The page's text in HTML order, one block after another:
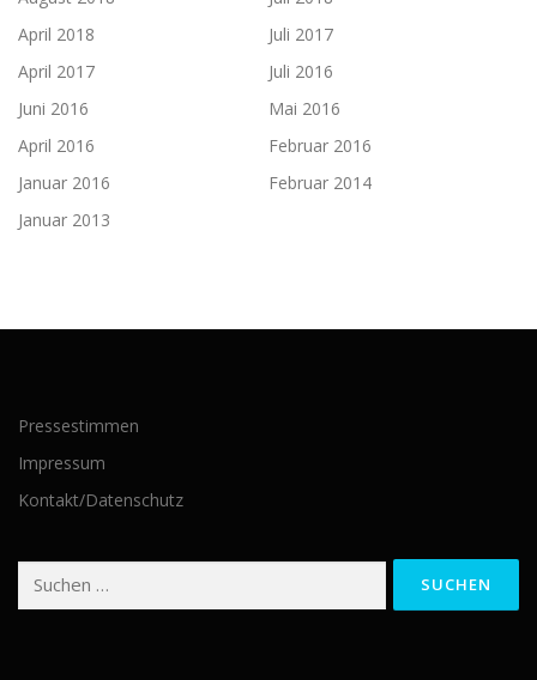
April 2018
Juli 2017
April 2017
Juli 2016
Juni 2016
Mai 2016
April 2016
Februar 2016
Januar 2016
Februar 2014
Januar 2013
Pressestimmen
Impressum
Kontakt/Datenschutz
Suchen